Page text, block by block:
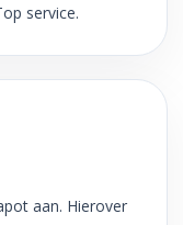
service.
aan. Hierover